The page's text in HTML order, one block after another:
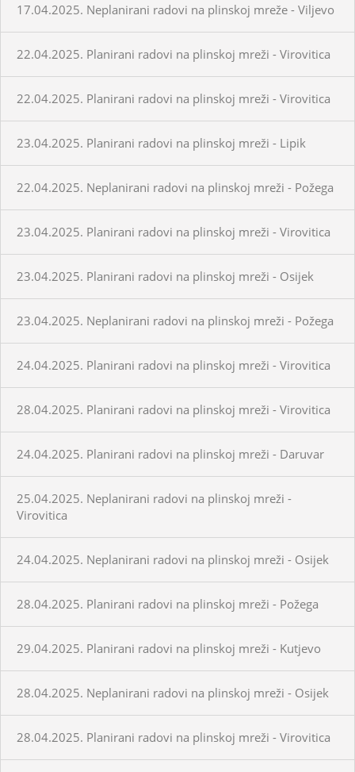
17.04.2025. Neplanirani radovi na plinskoj mreže - Viljevo
22.04.2025. Planirani radovi na plinskoj mreži - Virovitica
22.04.2025. Planirani radovi na plinskoj mreži - Virovitica
23.04.2025. Planirani radovi na plinskoj mreži - Lipik
22.04.2025. Neplanirani radovi na plinskoj mreži - Požega
23.04.2025. Planirani radovi na plinskoj mreži - Virovitica
23.04.2025. Planirani radovi na plinskoj mreži - Osijek
23.04.2025. Neplanirani radovi na plinskoj mreži - Požega
24.04.2025. Planirani radovi na plinskoj mreži - Virovitica
28.04.2025. Planirani radovi na plinskoj mreži - Virovitica
24.04.2025. Planirani radovi na plinskoj mreži - Daruvar
25.04.2025. Neplanirani radovi na plinskoj mreži -
Virovitica
24.04.2025. Neplanirani radovi na plinskoj mreži - Osijek
28.04.2025. Planirani radovi na plinskoj mreži - Požega
29.04.2025. Planirani radovi na plinskoj mreži - Kutjevo
28.04.2025. Neplanirani radovi na plinskoj mreži - Osijek
28.04.2025. Planirani radovi na plinskoj mreži - Virovitica